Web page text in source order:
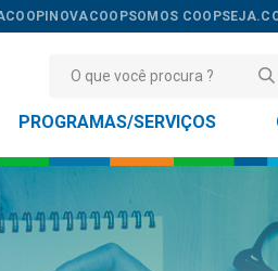
INOVACOOPSOMOS COOP
PROGRAMAS/SERVIÇOS